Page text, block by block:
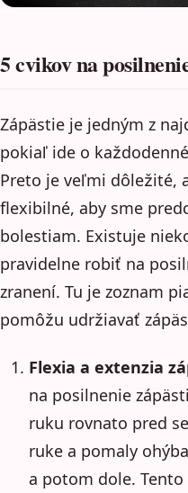
5 cvikov na
Zápästie je jedným z
pokiaľ ide o
Preto je veľmi dôležité,
flexibilné, aby sme
bolestiam. Existuje
pravidelne robiť na
zranení. Tu je zoznam
pomôžu udržiavať
Flexia a extenzia
na posilnenie
ruku rovnato pred
ruke a pomaly
a potom dole.